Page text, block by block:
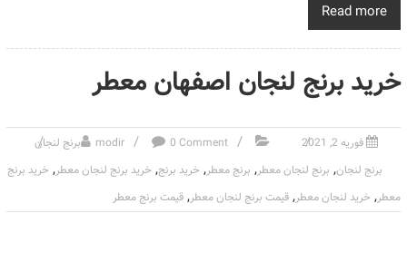
Read more
خرید برنج لنجان اصفهان معطر
فوریه 2, 2021 modir 0 Comment
برنج لنجان
برنج لنجان, برنج لنجان معطر, برنج معطر, خرید برنج, خرید برنج لنجان معطر, خرید برنج
معطر, خرید لنجان معطر, قیمت برنج لنجان معطر, قیمت برنج معطر